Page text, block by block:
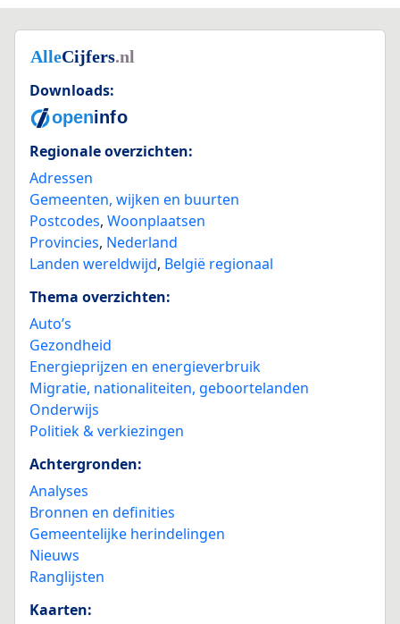
Downloads:
Regionale overzichten:
Adressen
Gemeenten, wijken en buurten
Postcodes, Woonplaatsen
Provincies, Nederland
Landen wereldwijd, België regionaal
Thema overzichten:
Auto’s
Gezondheid
Energieprijzen en energieverbruik
Migratie, nationaliteiten, geboortelanden
Onderwijs
Politiek & verkiezingen
Achtergronden:
Analyses
Bronnen en definities
Gemeentelijke herindelingen
Nieuws
Ranglijsten
Kaarten: